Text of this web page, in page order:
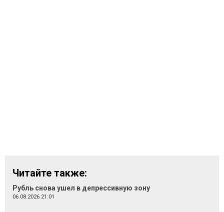
Читайте также:
Рубль снова ушел в депрессивную зону
06.08.2026 21:01